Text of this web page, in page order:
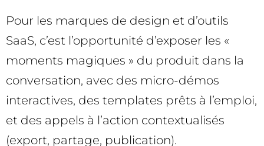
Pour les marques de design et d’outils
SaaS, c’est l’opportunité d’exposer les «
moments magiques » du produit dans la
conversation, avec des micro-démos
interactives, des templates prêts à l’emploi,
et des appels à l’action contextualisés
(export, partage, publication).